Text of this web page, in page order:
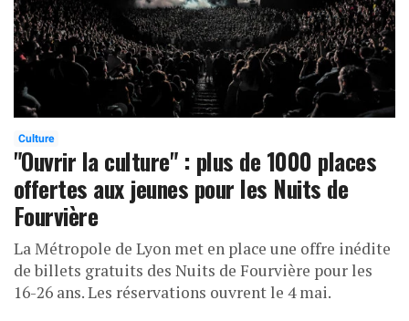
Culture
"Ouvrir la culture" : plus de 1000 places
offertes aux jeunes pour les Nuits de
Fourvière
La Métropole de Lyon met en place une offre inédite
de billets gratuits des Nuits de Fourvière pour les
16-26 ans. Les réservations ouvrent le 4 mai.